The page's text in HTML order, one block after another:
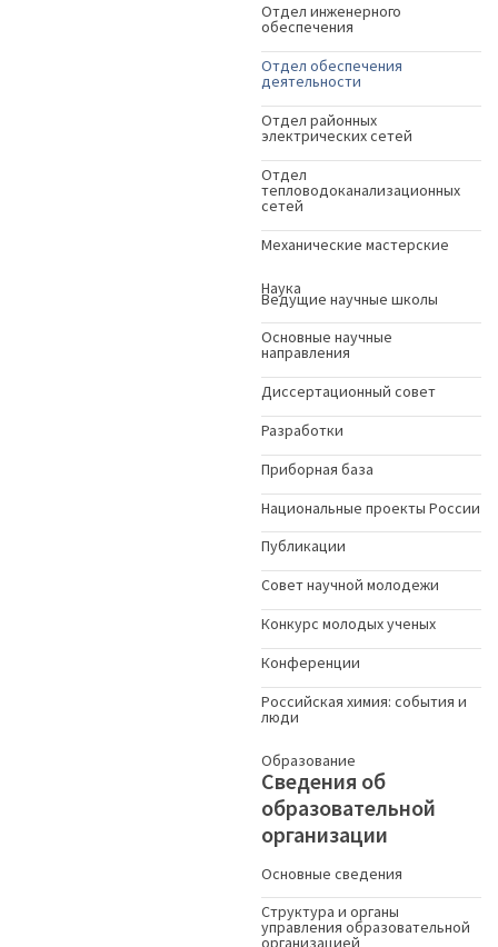
Отдел инженерного
обеспечения
Отдел обеспечения
деятельности
Отдел районных
электрических сетей
Отдел
тепловодоканализационных
сетей
Механические мастерские
Наука
Ведущие научные школы
Основные научные
направления
Диссертационный совет
Разработки
Приборная база
Национальные проекты России
Публикации
Совет научной молодежи
Конкурс молодых ученыx
Конференции
Российская химия: события и
люди
Образование
Сведения об
образовательной
организации
Основные сведения
Структура и органы
управления образовательной